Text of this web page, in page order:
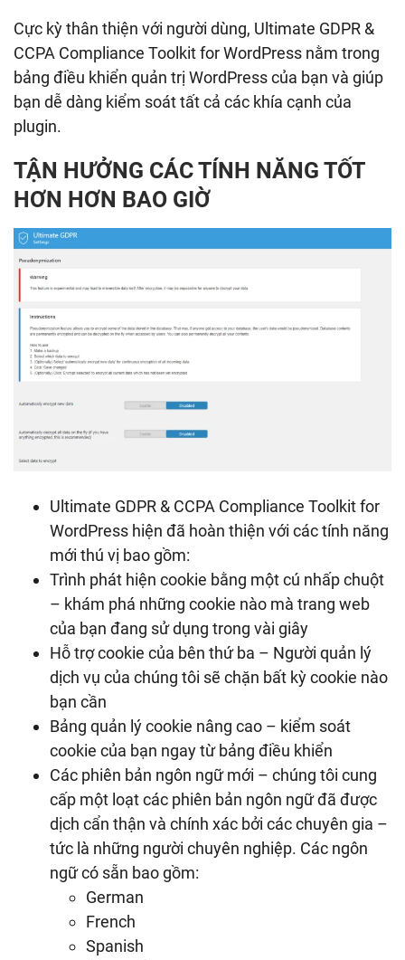
Cực kỳ thân thiện với người dùng, Ultimate GDPR &
CCPA Compliance Toolkit for WordPress nằm trong
bảng điều khiển quản trị WordPress của bạn và giúp
bạn dễ dàng kiểm soát tất cả các khía cạnh của
plugin.
TẬN HƯỞNG CÁC TÍNH NĂNG TỐT
HƠN HƠN BAO GIỜ
Ultimate GDPR & CCPA Compliance Toolkit for
WordPress hiện đã hoàn thiện với các tính năng
mới thú vị bao gồm:
Trình phát hiện cookie bằng một cú nhấp chuột
– khám phá những cookie nào mà trang web
của bạn đang sử dụng trong vài giây
Hỗ trợ cookie của bên thứ ba – Người quản lý
dịch vụ của chúng tôi sẽ chặn bất kỳ cookie nào
bạn cần
Bảng quản lý cookie nâng cao – kiểm soát
cookie của bạn ngay từ bảng điều khiển
Các phiên bản ngôn ngữ mới – chúng tôi cung
cấp một loạt các phiên bản ngôn ngữ đã được
dịch cẩn thận và chính xác bởi các chuyên gia –
tức là những người chuyên nghiệp. Các ngôn
ngữ có sẵn bao gồm:
German
French
Spanish